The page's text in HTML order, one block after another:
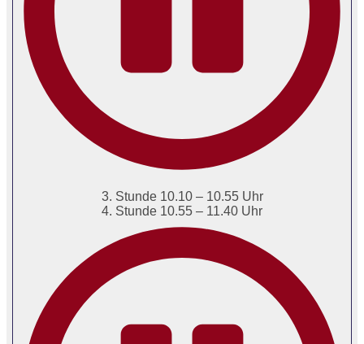
3. Stunde 10.10 – 10.55 Uhr
4. Stunde 10.55 – 11.40 Uhr